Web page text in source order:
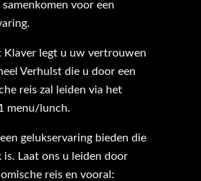
voor een
Klaver legt u uw vertrouwen
Verhulst die u door een
reis zal leiden via het
menu/lunch.
gelukservaring bieden die
Laat ons u leiden door
reis en vooral: